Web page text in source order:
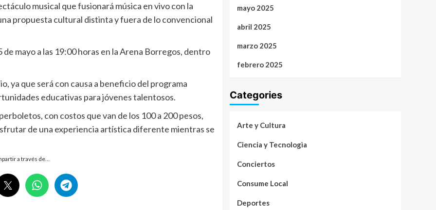
musical que fusionará música en vivo con la
propuesta cultural distinta y fuera de lo convencional
mayo a las 19:00 horas en la Arena Borregos, dentro
ya que será con causa a beneficio del programa
educativas para jóvenes talentosos.
con costos que van de los 100 a 200 pesos,
de una experiencia artística diferente mientras se
a través de…
mayo 2025
abril 2025
marzo 2025
febrero 2025
Categories
Arte y Cultura
Ciencia y Tecnologìa
Conciertos
Consume Local
Deportes